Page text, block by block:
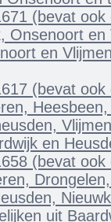
(bevat
Onsenoort
en
(bevat
en
(bevat
uit